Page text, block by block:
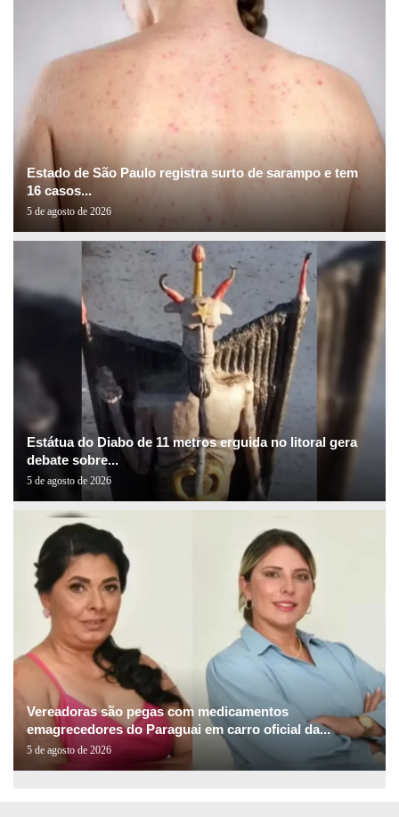
Estado de São Paulo registra surto de sarampo e tem
16 casos...
5 de agosto de 2026
Estátua do Diabo de 11 metros erguida no litoral gera
debate sobre...
5 de agosto de 2026
Vereadoras são pegas com medicamentos
emagrecedores do Paraguai em carro oficial da...
5 de agosto de 2026